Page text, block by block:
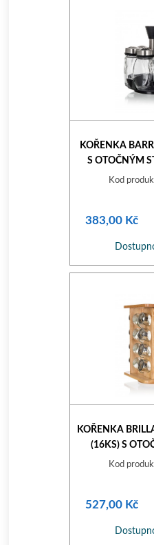
KOŘENKA
S OTOČNÝM
Kod
383,00 Kč
KOŘENKA
(16KS) S
Kod
527,00 Kč